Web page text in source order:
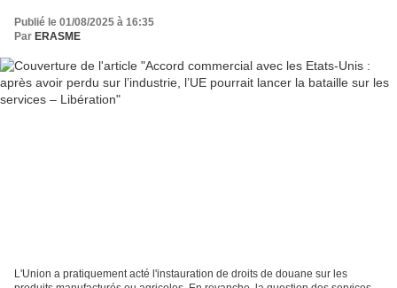
Publié le 01/08/2025 à 16:35
Par ERASME
L'Union a pratiquement acté l'instauration de droits de douane sur les